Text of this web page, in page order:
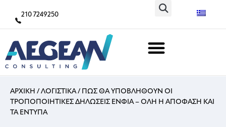
210 7249250
ΑΡΧΙΚΗ / ΛΟΓΙΣΤΙΚΑ/ ΠΩΣ ΘΑ ΥΠΟΒΛΗΘΟΥΝ ΟΙ
ΤΡΟΠΟΠΟΙΗΤΙΚΕΣ ΔΗΛΩΣΕΙΣ ΕΝΦΙΑ – ΟΛΗ Η ΑΠΟΦΑΣΗ ΚΑΙ
ΤΑ ΕΝΤΥΠΑ